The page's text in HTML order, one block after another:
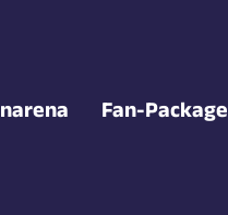
Fan-Package